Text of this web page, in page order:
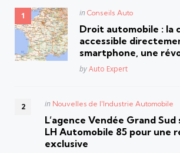
Posted
in Conseils Auto
Droit automobile : la
accessible
smartphone, une
Posted
byAuto Expert
Posted
in Nouvelles de l'Industrie Automobile
L’agence Vendée Grand Sud
LH Automobile 85 pour une
exclusive